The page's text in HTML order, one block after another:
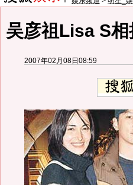
吴彦祖Lisa S
2007年02月08日08:59